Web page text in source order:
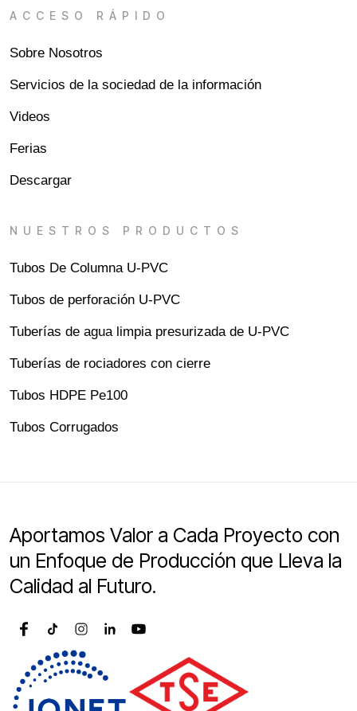
ACCESO RÁPIDO
Sobre Nosotros
Servicios de la sociedad de la información
Videos
Ferias
Descargar
NUESTROS PRODUCTOS
Tubos De Columna U-PVC
Tubos de perforación U-PVC
Tuberías de agua limpia presurizada de U-PVC
Tuberías de rociadores con cierre
Tubos HDPE Pe100
Tubos Corrugados
Aportamos Valor a Cada Proyecto con
un Enfoque de Producción que Lleva la
Calidad al Futuro.